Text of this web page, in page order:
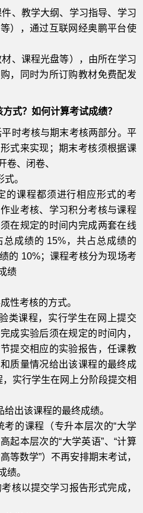
件、教学大纲、学习指导、学习
），通过互联网经奥鹏平台使
材、课程光盘等），由所在学习
，同时为所订购教材免费配发
式？如何计算考试成绩？
平时考核与期末考核两部分。平
式来实现；期末考核须根据课
卷、闭卷、
式。
的课程都须进行相应形式的考
业考核、学习积分考核与课程
在规定的时间内完成两套在线
成绩的 15%，共占总成绩的
的 10%；课程考核分为现场考
绩
性考核的方式。
类课程，实行学生在网上提交
成实验后须在规定的时间内，
提交相应的实验报告，任课教
质量情况给出该课程的最终成
实行学生在网上分阶段提交相
给出该课程的最终成绩。
考的课程（专升本层次的“大学
起本层次的“大学英语”、“计算
等数学”）不再安排期末考试，
绩。
核以提交学习报告形式完成，